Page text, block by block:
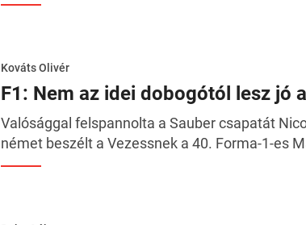
Kováts Olivér
F1: Nem az idei dobogótól lesz jó
Valósággal felspannolta a Sauber csapatát
német beszélt a Vezessnek a 40. Forma-1-es